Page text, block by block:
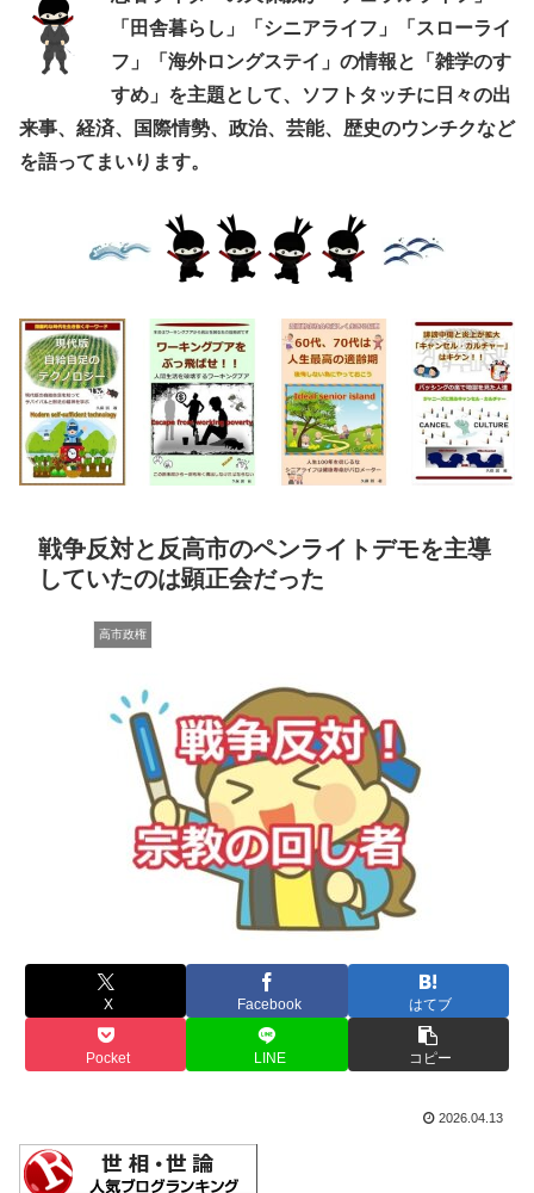
「田舎暮らし」「シニアライフ」「スローライ
フ」「海外ロングステイ」の情報と「雑学のす
すめ」を主題として、ソフトタッチに日々の出
来事、経済、国際情勢、政治、芸能、歴史のウンチクなど
を語ってまいります。
戦争反対と反高市のペンライトデモを主導
していたのは顕正会だった
高市政権
X Facebook はてブ
Pocket LINE コピー
2026.04.13